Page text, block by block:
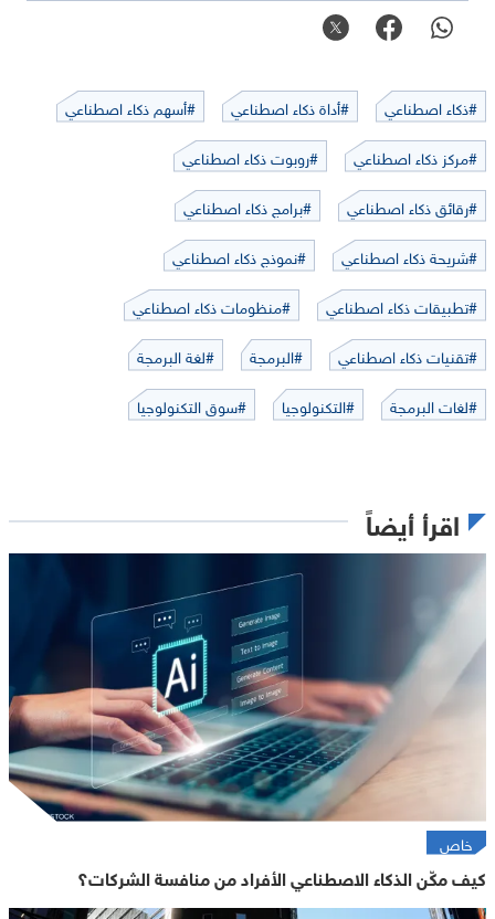
#ذكاء اصطناعي #أداة ذكاء اصطناعي
#أسهم ذكاء اصطناعي
#مركز ذكاء اصطناعي
#روبوت ذكاء اصطناعي
#رقائق ذكاء اصطناعي
#برامج ذكاء اصطناعي
#شريحة ذكاء اصطناعي
#نموذج ذكاء اصطناعي
#تطبيقات ذكاء اصطناعي
#منظومات ذكاء اصطناعي
#تقنيات ذكاء اصطناعي
#البرمجة
#لغة البرمجة
#لغات البرمجة
#التكنولوجيا #سوق التكنولوجيا
اقرأ أيضاً
خاص
كيف مكّن الذكاء الاصطناعي الأفراد من منافسة الشركات؟